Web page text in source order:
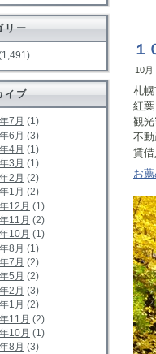
リー
イブ
7月 (1)
6月 (3)
4月 (1)
3月 (1)
2月 (2)
1月 (2)
12月 (1)
11月 (2)
10月 (1)
8月 (1)
7月 (2)
5月 (2)
2月 (3)
1月 (2)
11月 (2)
10月 (1)
8月 (3)
１
10月
札幌
紅
観光
不
賃
お